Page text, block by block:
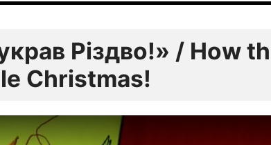
Різдво!» / How
Christmas!